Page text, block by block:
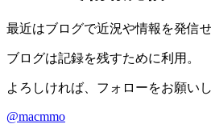
最近はブログで近況や情報を発信
ブログは記録を残すために利用。
よろしければ、フォローをお願いし
@macmmo